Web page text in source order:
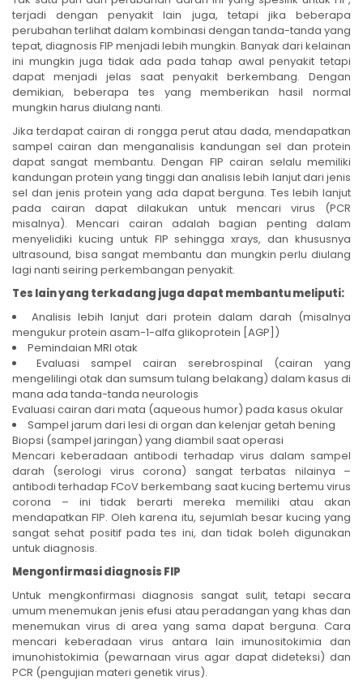
terjadi dengan penyakit lain juga, tetapi jika beberapa
perubahan terlihat dalam kombinasi dengan tanda-tanda yang
tepat, diagnosis FIP menjadi lebih mungkin. Banyak dari kelainan
ini mungkin juga tidak ada pada tahap awal penyakit tetapi
dapat menjadi jelas saat penyakit berkembang. Dengan
demikian, beberapa tes yang memberikan hasil normal
mungkin harus diulang nanti.
Jika terdapat cairan di rongga perut atau dada, mendapatkan
sampel cairan dan menganalisis kandungan sel dan protein
dapat sangat membantu. Dengan FIP cairan selalu memiliki
kandungan protein yang tinggi dan analisis lebih lanjut dari jenis
sel dan jenis protein yang ada dapat berguna. Tes lebih lanjut
pada cairan dapat dilakukan untuk mencari virus (PCR
misalnya). Mencari cairan adalah bagian penting dalam
menyelidiki kucing untuk FIP sehingga xrays, dan khususnya
ultrasound, bisa sangat membantu dan mungkin perlu diulang
lagi nanti seiring perkembangan penyakit.
Tes lain yang terkadang juga dapat membantu meliputi:
Analisis lebih lanjut dari protein dalam darah (misalnya
mengukur protein asam-1-alfa glikoprotein [AGP])
Pemindaian MRI otak
Evaluasi sampel cairan serebrospinal (cairan yang
mengelilingi otak dan sumsum tulang belakang) dalam kasus di
mana ada tanda-tanda neurologis
Evaluasi cairan dari mata (aqueous humor) pada kasus okular
Sampel jarum dari lesi di organ dan kelenjar getah bening
Biopsi (sampel jaringan) yang diambil saat operasi
Mencari keberadaan antibodi terhadap virus dalam sampel
darah (serologi virus corona) sangat terbatas nilainya –
antibodi terhadap FCoV berkembang saat kucing bertemu virus
corona – ini tidak berarti mereka memiliki atau akan
mendapatkan FIP. Oleh karena itu, sejumlah besar kucing yang
sangat sehat positif pada tes ini, dan tidak boleh digunakan
untuk diagnosis.
Mengonfirmasi diagnosis FIP
Untuk mengkonfirmasi diagnosis sangat sulit, tetapi secara
umum menemukan jenis efusi atau peradangan yang khas dan
menemukan virus di area yang sama dapat berguna. Cara
mencari keberadaan virus antara lain imunositokimia dan
imunohistokimia (pewarnaan virus agar dapat dideteksi) dan
PCR (pengujian materi genetik virus).